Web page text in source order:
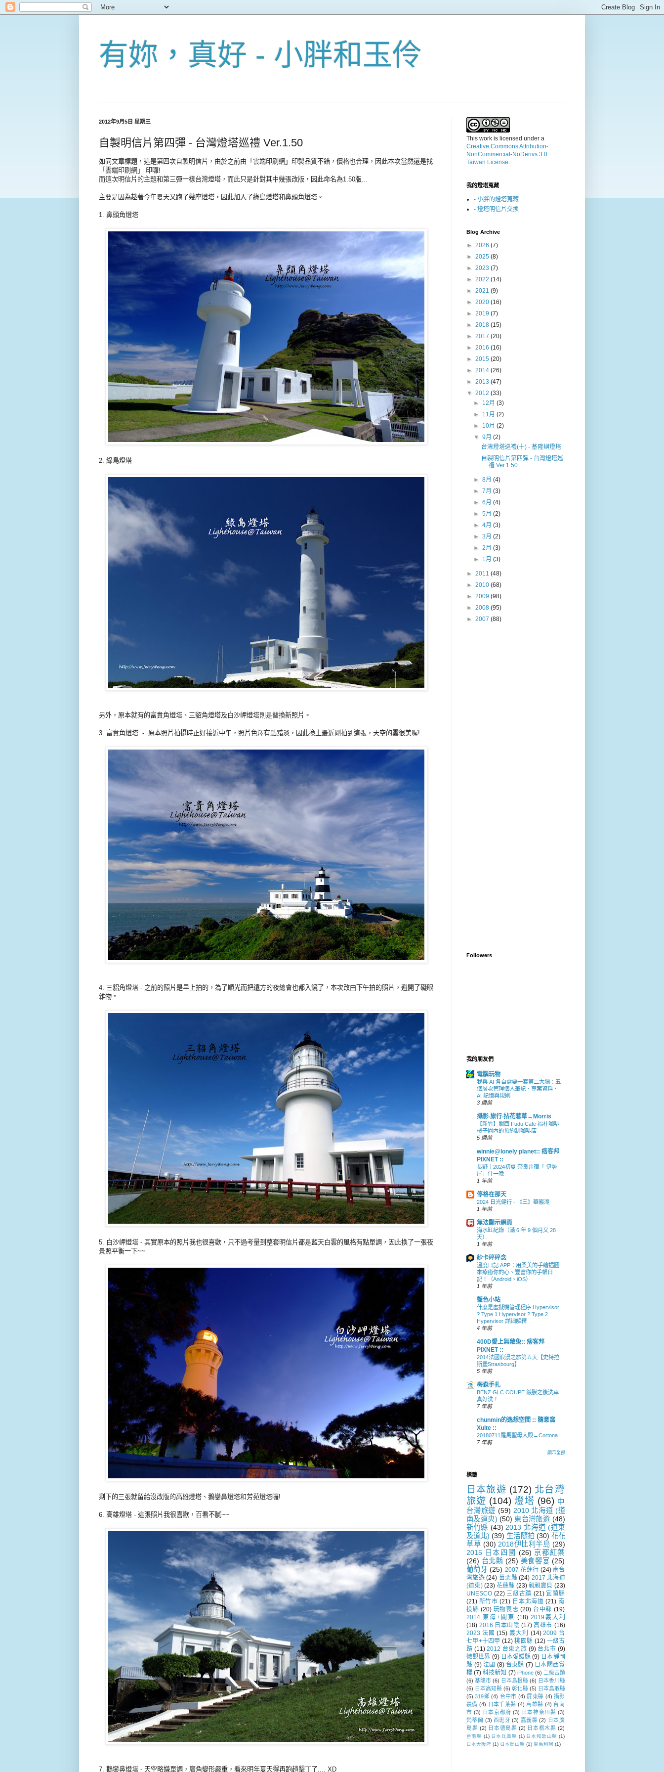
有妳，真好 - 小胖和玉伶
2012年9月5日 星期三
自製明信片第四彈 - 台灣燈塔巡禮 Ver.1.50
如同文章標題，這是第四次自製明信片，由於之前由「 雲端印刷網 」印製品質不錯，價格也合理，因此本次當然還是找
「 雲端印刷網 」 印囉!
而這次明信片的主題和第三彈一樣台灣燈塔，而此只是針對其中幾張改版，因此命名為1.50版...
主要是因為趁著今年夏天又跑了幾座燈塔，因此加入了綠島燈塔和鼻頭角燈塔。
1. 鼻頭角燈塔
2. 綠島燈塔
另外，原本就有的富貴角燈塔、三貂角燈塔及白沙岬燈塔則是替換新照片。
3. 富貴角燈塔 - 原本照片拍攝時正好接近中午，照片色澤有點黯淡，因此換上最近剛拍到這張，天空的雲很美喔!
4. 三貂角燈塔 - 之前的照片是早上拍的，為了順光而把遠方的夜總會也都入鏡了，本次改由下午拍的照片，避開了礙眼
雜物。
5. 白沙岬燈塔 - 其實原本的照片我也很喜歡，只不過考量到整套明信片都是藍天白雲的風格有點單調，因此換了一張夜
景照平衡一下~~
剩下的三張就留給沒改版的高雄燈塔、鵝鑾鼻燈塔和芳苑燈塔囉!
6. 高雄燈塔 - 這張照片我很喜歡，百看不膩~~
7. 鵝鑾鼻燈塔 - 天空略嫌單調，廣角變形嚴重，看來明年夏天得再跑趟墾丁了.... XD
This work is licensed under a
Creative Commons Attribution-
NonCommercial-NoDerivs 3.0
Taiwan License.
我的燈塔蒐藏
- 小胖的燈塔蒐藏
- 燈塔明信片交換
Blog Archive
► 2026 (7)
► 2025 (8)
► 2023 (7)
► 2022 (14)
► 2021 (9)
► 2020 (16)
► 2019 (7)
► 2018 (15)
► 2017 (20)
► 2016 (16)
► 2015 (20)
► 2014 (26)
► 2013 (47)
▼ 2012 (33)
► 12月(3)
► 11月(2)
► 10月(2)
▼9月(2)
台灣燈塔巡禮(十) - 基隆嶼燈塔
自製明信片第四彈 - 台灣燈塔巡
禮 Ver.1.50
►8月(4)
►7月(3)
►6月(4)
►5月(2)
►4月(3)
►3月(2)
►2月(3)
► 1月(3)
► 2011 (48)
► 2010 (68)
► 2009 (98)
► 2008 (95)
► 2007 (88)
Followers
我的朋友們
電腦玩物
我與 AI 各自需要一套第二大腦：五
個層次管理個人筆記、專案資料、
AI 記憶與規則
3 週前
攝影‧旅行‧拈花惹草→Morris
【新竹】關西 Fudu Cafe 福杜咖啡
橘子園內的預約制咖啡店
5 週前
winnie@lonely planet:: 痞客邦
PIXNET ::
長野｜2024初夏 奈良井宿「 伊勢
屋」住一晚
1 年前
停格在那天
2024 日光健行 - 《三》華巖滝
1 年前
無法顯示網頁
海水缸紀錄（滿 6 年 9 個月又 28
天）
1 年前
紗卡碎碎念
溫度日記 APP：用柔美的手繪插圖
來療癒你的心、豐富你的手帳日
記！（Android、iOS）
1 年前
藍色小站
什麼是虛擬機管理程序 Hypervisor
? Type 1 Hypervisor ? Type 2
Hypervisor 詳細解釋
4 年前
400D愛上無敵兔:: 痞客邦
PIXNET ::
2014法國浪漫之旅第五天【史特拉
斯堡Strasbourg】
5 年前
梅森手扎
BENZ GLC COUPE 鍍膜之後洗車
真好洗！
7 年前
chunmin的逸想空間 :: 隨意窩
Xuite ::
20180711羅馬聖母大殿→Cortona
7 年前
顯示全部
標籤
日本旅遊 (172) 北台灣
旅遊 (104) 燈塔 (96) 中
台灣旅遊 (59) 2010 北海道 (道
南及道央) (50) 東台灣旅遊 (48)
新竹縣 (43) 2013 北海道 (道東
及道北) (39) 生活隨拍 (30) 花花
草草 (30) 2018伊比利半島 (29)
2015 日本四國 (26) 京都紅葉
(26) 台北縣 (25) 美食饗宴 (25)
葡萄牙 (25) 2007 花蓮行 (24) 南台
灣旅遊 (24) 苗栗縣 (24) 2017 北海道
(道東) (23) 花蓮縣 (23) 親親寶貝 (23)
UNESCO (22) 三級古蹟 (21) 宜蘭縣
(21) 新竹市 (21) 日本北海道 (21) 南
投縣 (20) 玩物喪志 (20) 台中縣 (19)
2014 東海+關東 (18) 2019義大利
(18) 2016 日本山陰 (17) 高雄市 (16)
2023 法國 (15) 義大利 (14) 2009 台
七甲+十四甲 (12) 桃園縣 (12) 一級古
蹟 (11) 2012 台東之旅 (9) 台北市 (9)
微觀世界 (9) 日本愛媛縣 (9) 日本靜岡
縣 (9) 法國 (8) 台東縣 (7) 日本關西賞
櫻 (7) 科技新知 (7) iPhone (6) 二級古蹟
(6) 基隆市 (6) 日本島根縣 (6) 日本香川縣
(6) 日本高知縣 (6) 彰化縣 (5) 日本鳥取縣
(5) 319鄉 (4) 台中市 (4) 屏東縣 (4) 攝影
裝備 (4) 日本千葉縣 (4) 高雄縣 (4) 台南
市 (3) 日本京都府 (3) 日本神奈川縣 (3)
梵蒂岡 (3) 西班牙 (3) 嘉義縣 (2) 日本廣
島縣 (2) 日本德島縣 (2) 日本栃木縣 (2)
台南縣 (1) 日本兵庫縣 (1) 日本和歌山縣 (1)
日本大阪府 (1) 日本岡山縣 (1) 聖馬利諾 (1)